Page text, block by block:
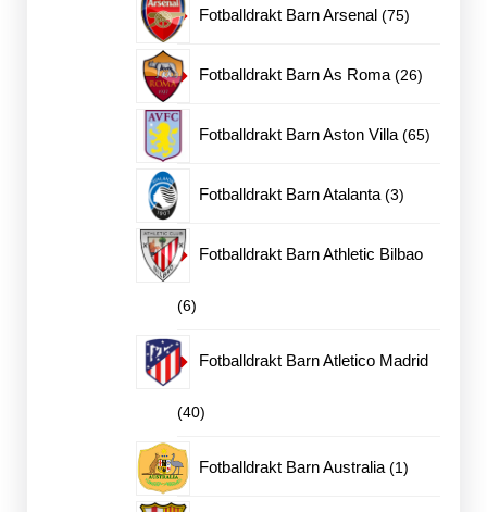
Fotballdrakt Barn Arsenal 7575
Fotballdrakt Barn As Roma 2626
Fotballdrakt Barn Aston Villa 6565
Fotballdrakt Barn Atalanta 33
Fotballdrakt Barn Athletic Bilbao
66
produkter
Fotballdrakt Barn Atletico Madrid
4040
produkter
Fotballdrakt Barn Australia 11